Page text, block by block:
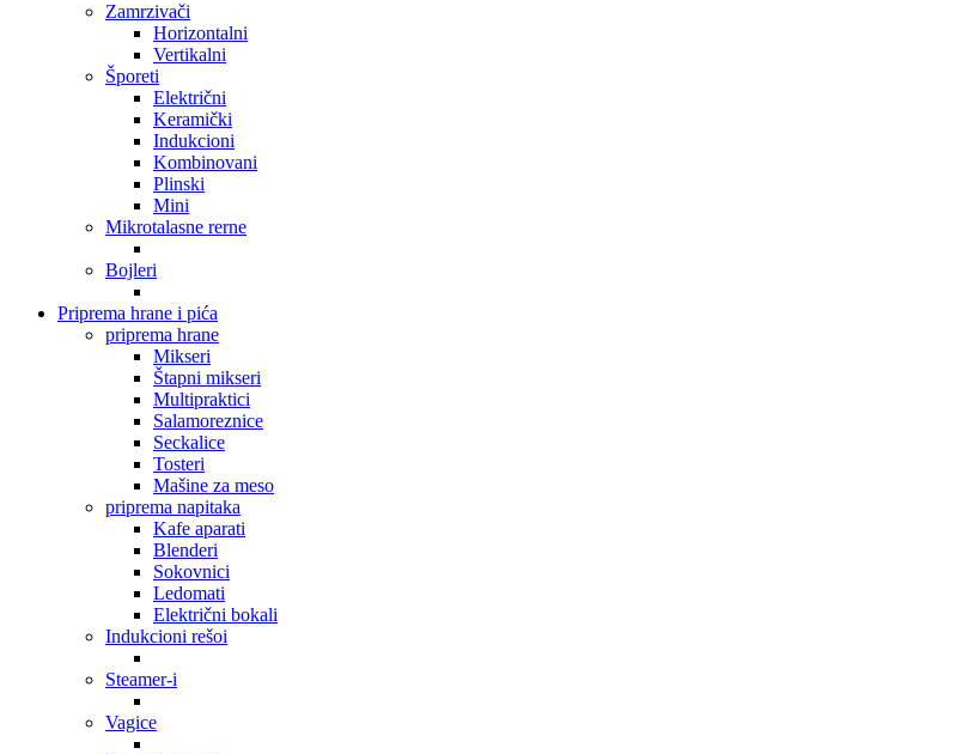
Zamrzivači
Horizontalni
Vertikalni
Šporeti
Električni
Keramički
Indukcioni
Kombinovani
Plinski
Mini
Mikrotalasne rerne
Bojleri
Priprema hrane i pića
priprema hrane
Mikseri
Štapni mikseri
Multipraktici
Salamoreznice
Seckalice
Tosteri
Mašine za meso
priprema napitaka
Kafe aparati
Blenderi
Sokovnici
Ledomati
Električni bokali
Indukcioni rešoi
Steamer-i
Vagice